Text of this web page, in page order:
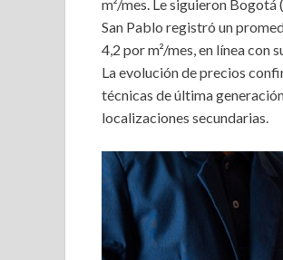
m²/mes. Le siguieron Bogotá
San Pablo registró un
4,2 por m²/mes, en línea con
La evolución de precios
técnicas de última
localizaciones secundarias.